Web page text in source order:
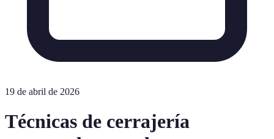
19 de abril de 2026
Técnicas de cerrajería